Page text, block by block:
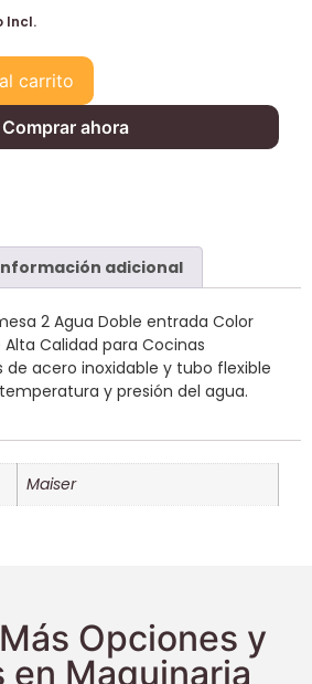
Incl.
carrito
Comprar ahora
adicional
2 Agua Doble entrada Color
Calidad para Cocinas
de acero inoxidable y tubo flexible
y presión del agua.
Maiser
Opciones y
en Maquinaria